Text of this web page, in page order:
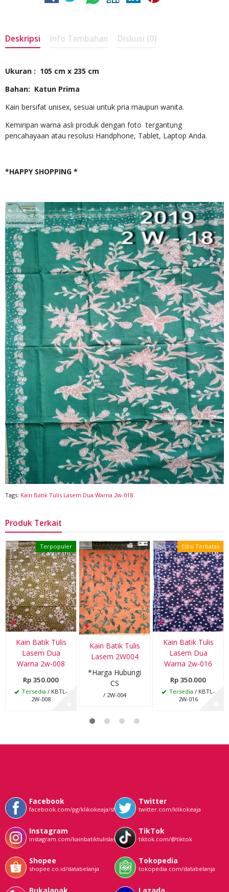
Deskripsi Info Tambahan Diskusi (0)
Ukuran : 105 cm x 235 cm
Bahan: Katun Prima
Kain bersifat unisex, sesuai untuk pria maupun wanita.
Kemiripan warna asli produk dengan foto tergantung
pencahayaan atau resolusi Handphone, Tablet, Laptop Anda.
*HAPPY SHOPPING *
Tags: Kain Batik Tulis Lasem Dua Warna 2w-018
Produk Terkait
Terpopuler
Kain Batik Tulis
Lasem Dua
Warna 2w-008
Rp 350.000
Tersedia / KBTL-
2W-008
Kain Batik Tulis
Lasem 2W004
*Harga Hubungi
CS
/ 2W-004
Edisi Terbatas
Kain Batik Tulis
Lasem Dua
Warna 2w-016
Rp 350.000
Tersedia / KBTL-
2W-016
Facebook
facebook.com/pg/klikokeaja/shop/
Twitter
twitter.com/klikokeaja
Instagram
instagram.com/kainbatiktulislasem
TikTok
tiktok.com/@tiktok
Shopee
shopee.co.id/databelanja
Tokopedia
tokopedia.com/databelanja